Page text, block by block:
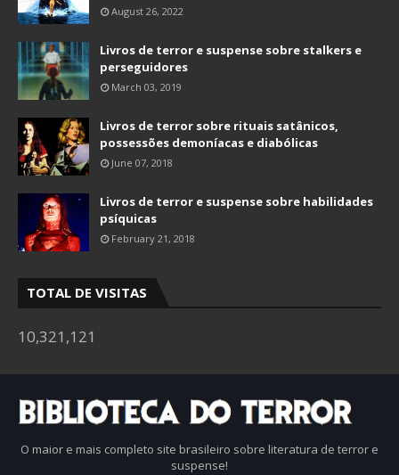
August 26, 2022
Livros de terror e suspense sobre stalkers e
perseguidores
March 03, 2019
Livros de terror sobre rituais satânicos,
possessões demoníacas e diabólicas
June 07, 2018
Livros de terror e suspense sobre habilidades
psíquicas
February 21, 2018
TOTAL DE VISITAS
10,321,121
O maior e mais completo site brasileiro sobre literatura de terror e
suspense!